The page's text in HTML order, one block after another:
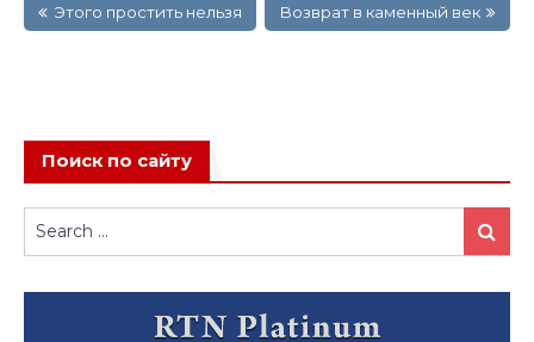
по Этого простить нельзя Возврат в каменный век
Поиск по сайту
Search
for:
Search